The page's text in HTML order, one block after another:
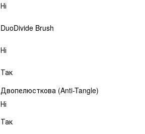
Ні
DuoDivide Brush
Ні
Так
Двопелюсткова (Anti-Tangle)
Ні
Так